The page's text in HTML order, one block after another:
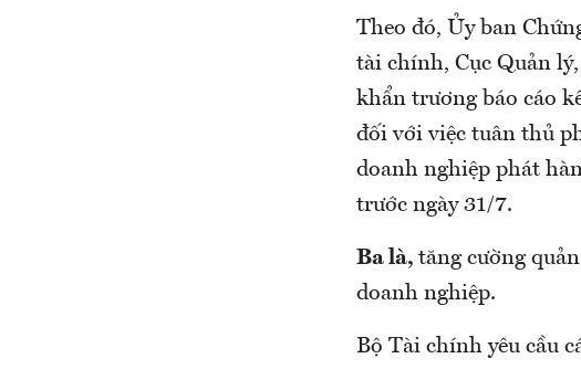
Theo đó, Ủy ban
tài chính, Cục Quản
khẩn trương báo cáo
đối với việc tuân thủ
doanh nghiệp phát
trước ngày 31/7.
Ba là, tăng cường
doanh nghiệp.
Bộ Tài chính yêu cầu